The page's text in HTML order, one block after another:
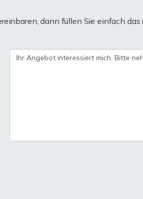
dann füllen Sie einfach